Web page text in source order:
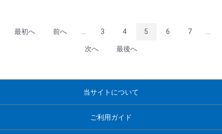
最初へ 前へ 3 4 5 6 7
次へ 最後へ
当サイトについて
ご利用ガイド